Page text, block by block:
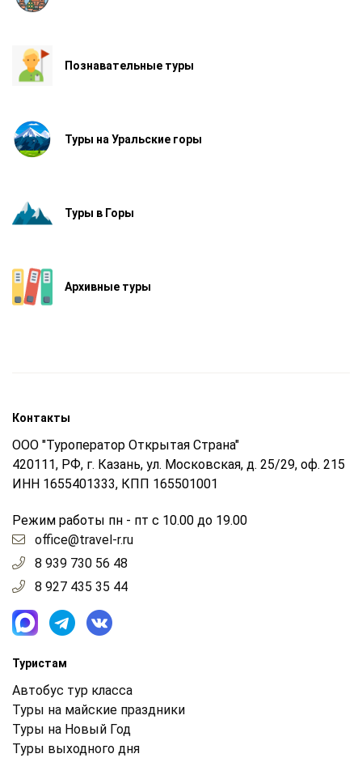
Познавательные туры
Туры на Уральские горы
Туры в Горы
Архивные туры
Контакты
ООО "Туроператор Открытая Страна"
420111, РФ, г. Казань, ул. Московская, д. 25/29, оф. 215
ИНН 1655401333, КПП 165501001
Режим работы пн - пт с 10.00 до 19.00
office@travel-r.ru
8 939 730 56 48
8 927 435 35 44
Туристам
Автобус тур класса
Туры на майские праздники
Туры на Новый Год
Туры выходного дня